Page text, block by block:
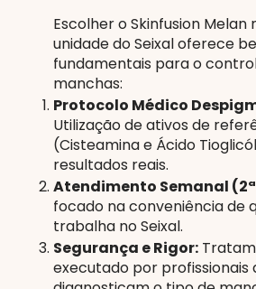
Escolher o Skinfusion Melan
unidade do Seixal oferece
fundamentais para o
manchas:
Protocolo Médico
Utilização de ativos de
(Cisteamina e Ácido
resultados reais.
Atendimento Semanal
focado na conveniência de
trabalha no Seixal.
Segurança e Rigor:
executado por profissionais